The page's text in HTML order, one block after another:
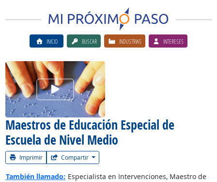
INICIO BUSCAR INDUSTRIAS INTERESES
Maestros de Educación Especial de
Escuela de Nivel Medio
Imprimir Compartir
Ver el vίdeo de la carrera
También llamado: Especialista en Intervenciones, Maestro de